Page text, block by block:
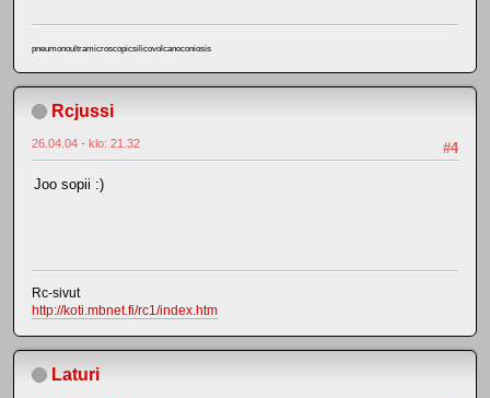
pneumonoultramicroscopicsilicovolcanoconiosis
Rcjussi
#4
26.04.04 - klo: 21.32
Joo sopii :)
Rc-sivut
http://koti.mbnet.fi/rc1/index.htm
Laturi